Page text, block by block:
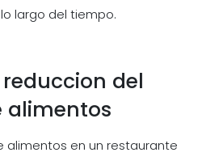
largo del tiempo.
del
alimentos
alimentos en un restaurante